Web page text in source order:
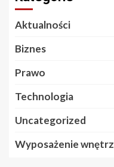
Aktualności
Biznes
Prawo
Technologia
Uncategorized
Wyposażenie wnętrz